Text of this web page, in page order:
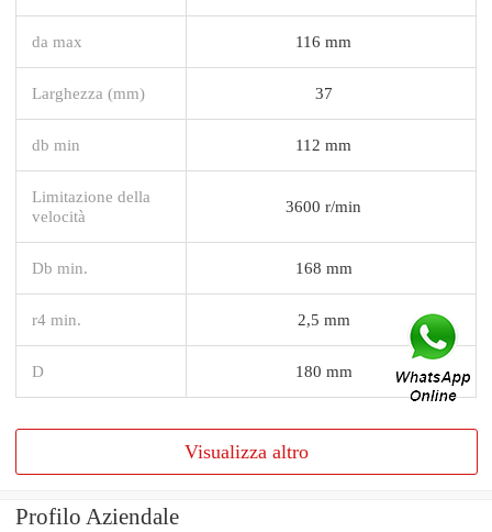
da max 116 mm
Larghezza (mm) 37
db min 112 mm
Limitazione della
velocità
3600 r/min
Db min. 168 mm
r4 min. 2,5 mm
D 180 mm
Visualizza altro
Profilo Aziendale